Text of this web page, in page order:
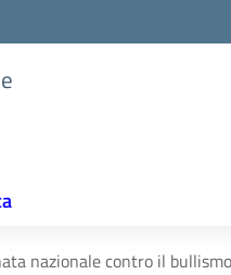
nazionale contro il